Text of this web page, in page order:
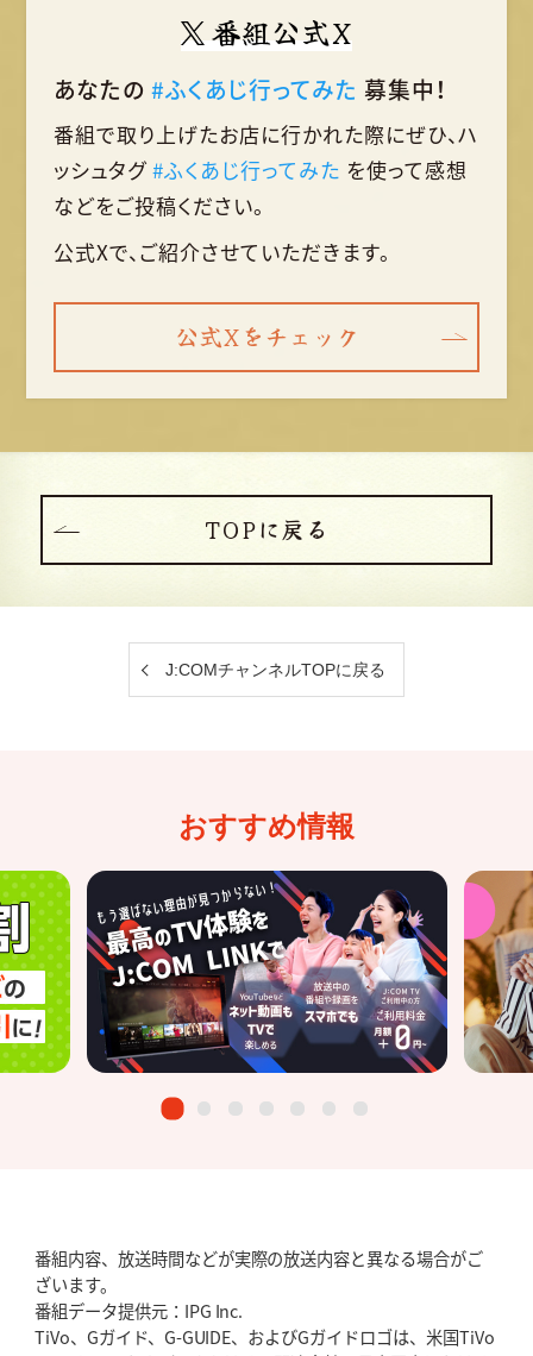
番組公式X
あなたの #ふくあじ行ってみた 募集中！
番組で取り上げたお店に行かれた際にぜひ、ハ
ッシュタグ #ふくあじ行ってみた を使って感想
などをご投稿ください。
公式Xで、ご紹介させていただきます。
公式Xをチェック
TOPに戻る
J:COMチャンネルTOPに戻る
おすすめ情報
番組内容、放送時間などが実際の放送内容と異なる場合がご
ざいます。
番組データ提供元：IPG Inc.
TiVo、Gガイド、G-GUIDE、およびGガイドロゴは、米国TiVo